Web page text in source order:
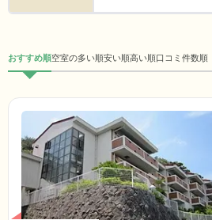
おすすめ順空室の多い順安い順高い順口コミ件数順